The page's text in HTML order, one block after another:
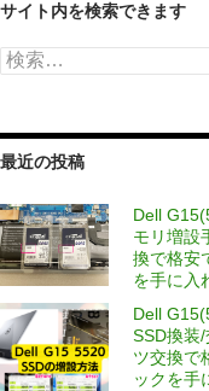
サイト内を検索できます
検
索:
最近の投稿
Dell
モリ増設
換で格安
を手に入
Dell
SSD換装
ツ交換で
ックを手